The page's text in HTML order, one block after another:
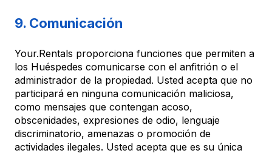
9. Comunicación
Your.Rentals proporciona funciones que permiten a
los Huéspedes comunicarse con el anfitrión o el
administrador de la propiedad. Usted acepta que no
participará en ninguna comunicación maliciosa,
como mensajes que contengan acoso,
obscenidades, expresiones de odio, lenguaje
discriminatorio, amenazas o promoción de
actividades ilegales. Usted acepta que es su única